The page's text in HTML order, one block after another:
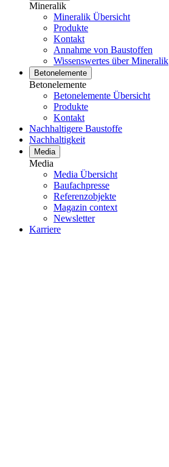
Mineralik
Mineralik Übersicht
Produkte
Kontakt
Annahme von Baustoffen
Wissenswertes über Mineralik
Betonelemente
Betonelemente
Betonelemente Übersicht
Produkte
Kontakt
Nachhaltigere Baustoffe
Nachhaltigkeit
Media
Media
Media Übersicht
Baufachpresse
Referenzobjekte
Magazin context
Newsletter
Karriere